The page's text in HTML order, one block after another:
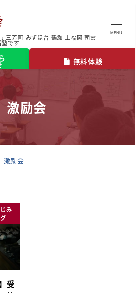
三芳町 みずほ台 鶴瀬 上福岡 朝霞
です
無料体験
MENU
激励会
激励会
み
受